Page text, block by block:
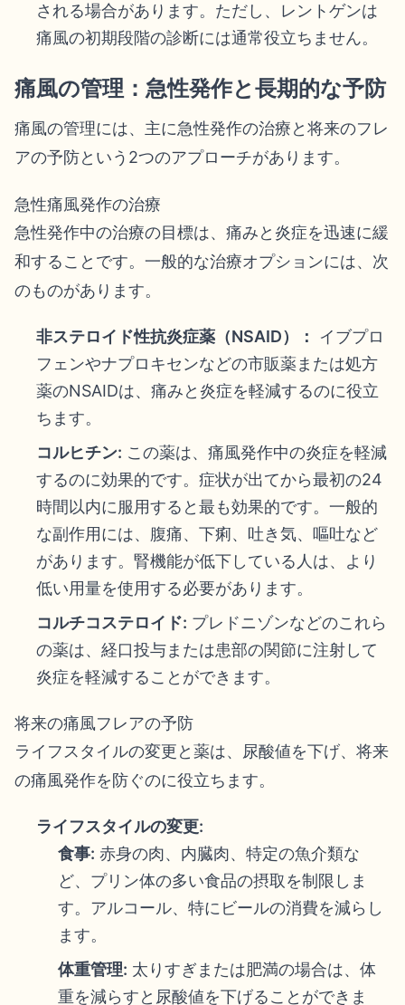
される場合があります。ただし、レントゲンは
痛風の初期段階の診断には通常役立ちません。
痛風の管理：急性発作と長期的な予防
痛風の管理には、主に急性発作の治療と将来のフレ
アの予防という2つのアプローチがあります。
急性痛風発作の治療
急性発作中の治療の目標は、痛みと炎症を迅速に緩
和することです。一般的な治療オプションには、次
のものがあります。
非ステロイド性抗炎症薬（NSAID）：
イブプロ
フェンやナプロキセンなどの市販薬または処方
薬のNSAIDは、痛みと炎症を軽減するのに役立
ちます。
コルヒチン: この薬は、痛風発作中の炎症を軽減
するのに効果的です。症状が出てから最初の24
時間以内に服用すると最も効果的です。一般的
な副作用には、腹痛、下痢、吐き気、嘔吐など
があります。腎機能が低下している人は、より
低い用量を使用する必要があります。
コルチコステロイド: プレドニゾンなどのこれら
の薬は、経口投与または患部の関節に注射して
炎症を軽減することができます。
将来の痛風フレアの予防
ライフスタイルの変更と薬は、尿酸値を下げ、将来
の痛風発作を防ぐのに役立ちます。
ライフスタイルの変更:
食事: 赤身の肉、内臓肉、特定の魚介類な
ど、プリン体の多い食品の摂取を制限しま
す。アルコール、特にビールの消費を減らし
ます。
体重管理: 太りすぎまたは肥満の場合は、体
重を減らすと尿酸値を下げることができま